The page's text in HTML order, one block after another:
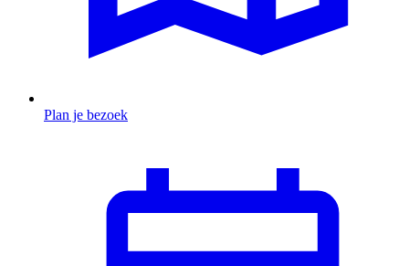
Plan je bezoek